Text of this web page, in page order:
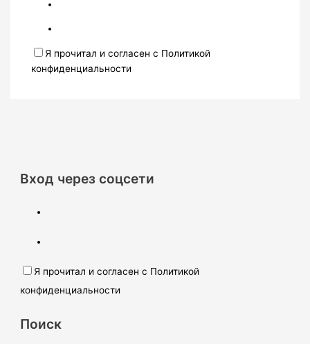
Я прочитал и согласен с Политикой
конфиденциальности
Вход через соцсети
Я прочитал и согласен с Политикой
конфиденциальности
Поиск